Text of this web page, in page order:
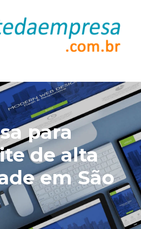
para
de alta
em São